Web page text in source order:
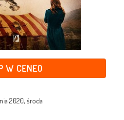
W CENEO
2020, środa